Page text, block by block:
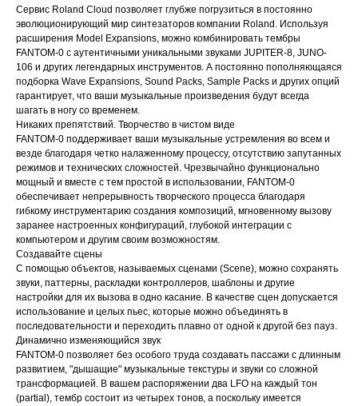
Сервис Roland Cloud позволяет глубже погрузиться в постоянно
эволюционирующий мир синтезаторов компании Roland. Используя
расширения Model Expansions, можно комбинировать тембры
FANTOM-0 с аутентичными уникальными звуками JUPITER-8, JUNO-
106 и других легендарных инструментов. А постоянно пополняющаяся
подборка Wave Expansions, Sound Packs, Sample Packs и других опций
гарантирует, что ваши музыкальные произведения будут всегда
шагать в ногу со временем.
Никаких препятствий. Творчество в чистом виде
FANTOM-0 поддерживает ваши музыкальные устремления во всем и
везде благодаря четко налаженному процессу, отсутствию запутанных
режимов и технических сложностей. Чрезвычайно функционально
мощный и вместе с тем простой в использовании, FANTOM-0
обеспечивает непрерывность творческого процесса благодаря
гибкому инструментарию создания композиций, мгновенному вызову
заранее настроенных конфигураций, глубокой интеграции с
компьютером и другим своим возможностям.
Создавайте сцены
С помощью объектов, называемых сценами (Scene), можно сохранять
звуки, паттерны, раскладки контроллеров, шаблоны и другие
настройки для их вызова в одно касание. В качестве сцен допускается
использование и целых пьес, которые можно объединять в
последовательности и переходить плавно от одной к другой без пауз.
Динамично изменяющийся звук
FANTOM-0 позволяет без особого труда создавать пассажи с длинным
развитием, "дышащие" музыкальные текстуры и звуки со сложной
трансформацией. В вашем распоряжении два LFO на каждый тон
(partial), тембр состоит из четырех тонов, а поскольку имеется